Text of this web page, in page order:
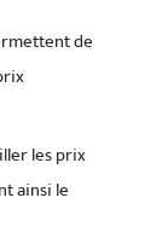
de
les prix
ainsi le